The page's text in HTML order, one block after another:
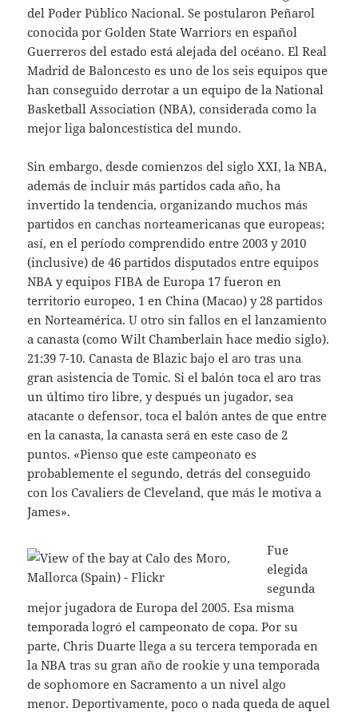
del Poder Público Nacional. Se postularon Peñarol
conocida por Golden State Warriors en español
Guerreros del estado está alejada del océano. El Real
Madrid de Baloncesto es uno de los seis equipos que
han conseguido derrotar a un equipo de la National
Basketball Association (NBA), considerada como la
mejor liga baloncestística del mundo.
Sin embargo, desde comienzos del siglo XXI, la NBA,
además de incluir más partidos cada año, ha
invertido la tendencia, organizando muchos más
partidos en canchas norteamericanas que europeas;
así, en el período comprendido entre 2003 y 2010
(inclusive) de 46 partidos disputados entre equipos
NBA y equipos FIBA de Europa 17 fueron en
territorio europeo, 1 en China (Macao) y 28 partidos
en Norteamérica. U otro sin fallos en el lanzamiento
a canasta (como Wilt Chamberlain hace medio siglo).
21:39 7-10. Canasta de Blazic bajo el aro tras una
gran asistencia de Tomic. Si el balón toca el aro tras
un último tiro libre, y después un jugador, sea
atacante o defensor, toca el balón antes de que entre
en la canasta, la canasta será en este caso de 2
puntos. «Pienso que este campeonato es
probablemente el segundo, detrás del conseguido
con los Cavaliers de Cleveland, que más le motiva a
James».
Fue
elegida
segunda
mejor jugadora de Europa del 2005. Esa misma
temporada logró el campeonato de copa. Por su
parte, Chris Duarte llega a su tercera temporada en
la NBA tras su gran año de rookie y una temporada
de sophomore en Sacramento a un nivel algo
menor. Deportivamente, poco o nada queda de aquel